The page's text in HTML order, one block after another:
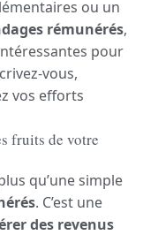
ou un
rémunérés,
pour
vous,
vos efforts
fruits de votre
qu’une simple
. C’est une
des revenus